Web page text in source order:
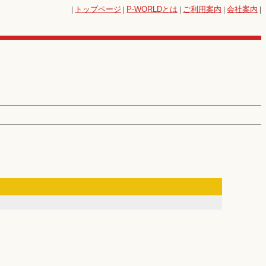
| トップページ | P-WORLDとは | ご利用案内 | 会社案内 |